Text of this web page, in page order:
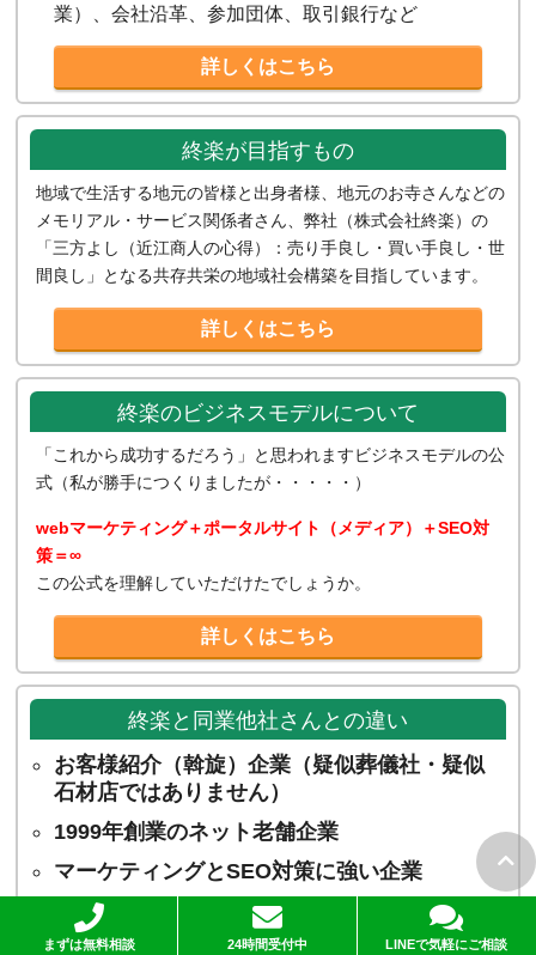
業）、会社沿革、参加団体、取引銀行など
詳しくはこちら
終楽が目指すもの
地域で生活する地元の皆様と出身者様、地元のお寺さんなどの
メモリアル・サービス関係者さん、弊社（株式会社終楽）の
「三方よし（近江商人の心得）：売り手良し・買い手良し・世
間良し」となる共存共栄の地域社会構築を目指しています。
詳しくはこちら
終楽のビジネスモデルについて
「これから成功するだろう」と思われますビジネスモデルの公
式（私が勝手につくりましたが・・・・・）
webマーケティング＋ポータルサイト（メディア）＋SEO対
策＝∞
この公式を理解していただけたでしょうか。
詳しくはこちら
終楽と同業他社さんとの違い
お客様紹介（斡旋）企業（疑似葬儀社・疑似
石材店ではありません）
1999年創業のネット老舗企業
マーケティングとSEO対策に強い企業
葬送サービスに特化した企業
弊社社長の出自は流通業（ゼネラル・マーチ
まずは無料相談 24時間受付中 LINEで気軽にご相談